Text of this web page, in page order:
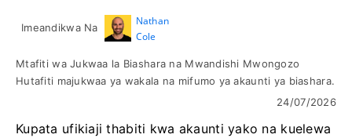
Imeandikwa Na
Nathan
Cole
Mtafiti wa Jukwaa la Biashara na Mwandishi Mwongozo
Hutafiti majukwaa ya wakala na mifumo ya akaunti ya biashara.
24/07/2026
Kupata ufikiaji thabiti kwa akaunti yako na kuelewa